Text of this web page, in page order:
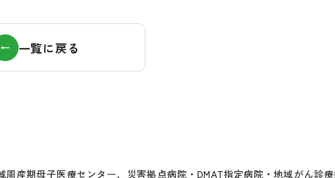
一覧に戻る
産期母子医療センター、災害拠点病院・DMAT指定病院・地域がん診